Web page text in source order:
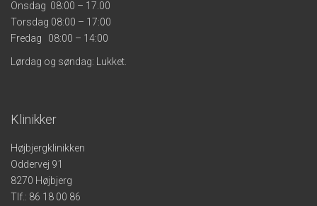
Onsdag 08:00 – 17.00
Torsdag 08:00 – 17:00
Fredag 08:00 – 14:00
Lørdag og søndag: Lukket.
Klinikker
Højbjergklinikken
Oddervej 91
8270 Højbjerg
Tlf.: 86 18 00 86